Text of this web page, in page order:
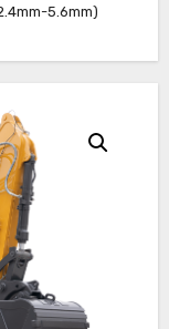
5.6mm)